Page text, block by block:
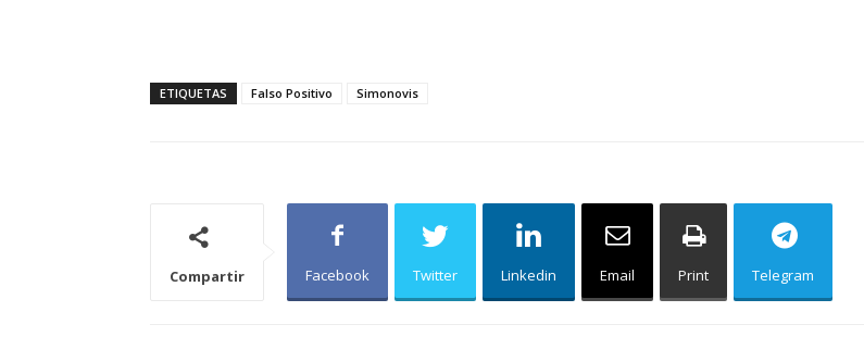
ETIQUETAS Falso Positivo Simonovis
Compartir Facebook Twitter Linkedin Email Print Telegram